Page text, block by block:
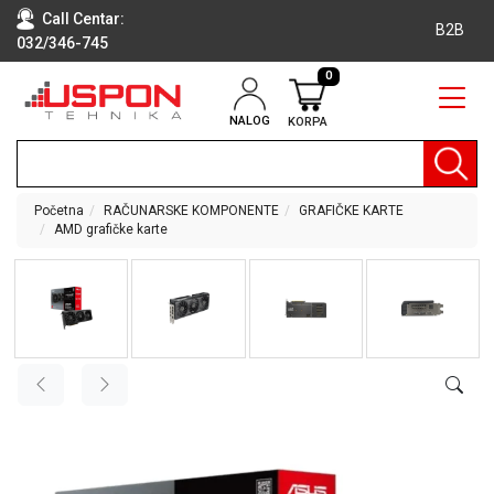
Call Centar:
032/346-745
B2B
NALOG KORPA
0
RAČUNARI
TEHNIKA
KLIME I
DODATNA
Početna RAČUNARSKE KOMPONENTE
GRAFIČKE KARTE
AMD grafičke karte